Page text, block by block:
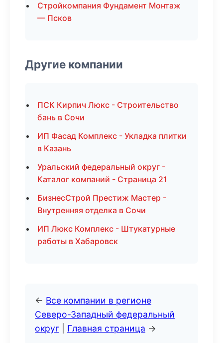
Стройкомпания Фундамент Монтаж
— Псков
Другие компании
ПСК Кирпич Люкс - Строительство
бань в Сочи
ИП Фасад Комплекс - Укладка плитки
в Казань
Уральский федеральный округ -
Каталог компаний - Страница 21
БизнесСтрой Престиж Мастер -
Внутренняя отделка в Сочи
ИП Люкс Комплекс - Штукатурные
работы в Хабаровск
← Все компании в регионе
Северо-Западный федеральный
округ
Главная страница →